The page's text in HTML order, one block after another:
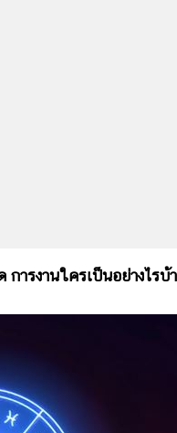
งานใครเป็นอย่างไรบ้